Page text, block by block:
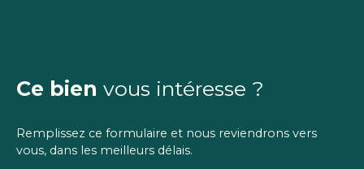
Ce bien vous intéresse ?
Remplissez ce formulaire et nous reviendrons vers
vous, dans les meilleurs délais.